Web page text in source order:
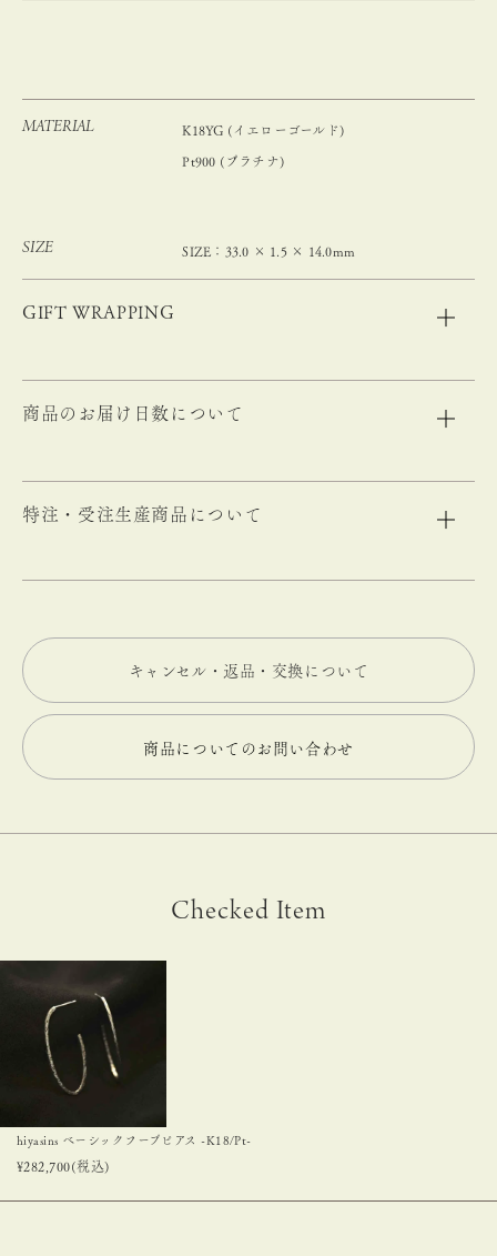
MATERIAL K18YG (イエローゴールド)
Pt900 (プラチナ)
SIZE SIZE：33.0 × 1.5 × 14.0mm
GIFT WRAPPING
商品のお届け日数について
特注・受注生産商品について
キャンセル・返品・交換について
商品についてのお問い合わせ
Checked Item
hiyasins ベーシックフープピアス -K18/Pt-
¥282,700(税込)